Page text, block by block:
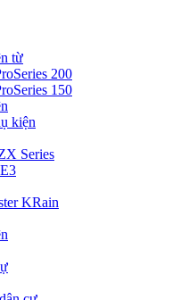
từ
200
150
kiện
Series
KRain